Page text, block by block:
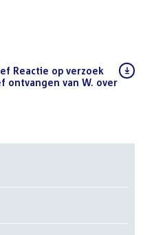
Reactie op verzoek
ontvangen van W. over